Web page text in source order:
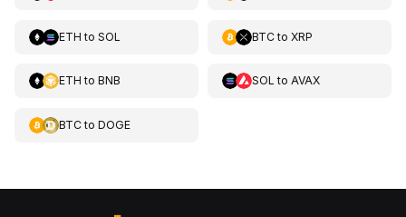
ETH to SOL BTCto XRP
ETH to BNB SOL to AVAX
BTCto DOGE